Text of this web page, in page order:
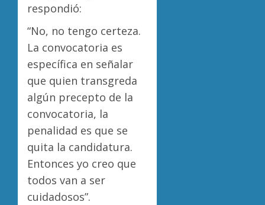
respondió:
“No, no tengo certeza.
La convocatoria es
específica en señalar
que quien transgreda
algún precepto de la
convocatoria, la
penalidad es que se
quita la candidatura.
Entonces yo creo que
todos van a ser
cuidadosos”.